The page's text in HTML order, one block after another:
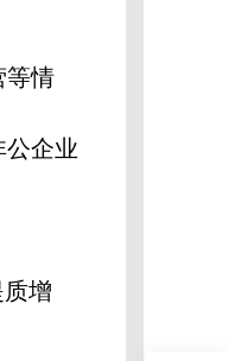
等情
公企业
增